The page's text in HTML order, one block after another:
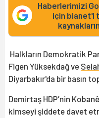
Haberlerimizi
için bianet'i
Halkların Demokratik
Figen Yüksekdağ ve
Diyarbakır'da bir basın
Demirtaş HDP’nin
kimseyi şiddete davet